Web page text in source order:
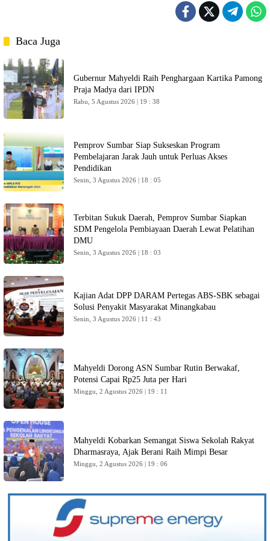
Baca Juga
Gubernur Mahyeldi Raih Penghargaan Kartika Pamong
Praja Madya dari IPDN
Rabu, 5 Agustus 2026 | 19 : 38
Pemprov Sumbar Siap Sukseskan Program
Pembelajaran Jarak Jauh untuk Perluas Akses
Pendidikan
Senin, 3 Agustus 2026 | 18 : 05
Terbitan Sukuk Daerah, Pemprov Sumbar Siapkan
SDM Pengelola Pembiayaan Daerah Lewat Pelatihan
DMU
Senin, 3 Agustus 2026 | 18 : 03
Kajian Adat DPP DARAM Pertegas ABS-SBK sebagai
Solusi Penyakit Masyarakat Minangkabau
Senin, 3 Agustus 2026 | 11 : 43
Mahyeldi Dorong ASN Sumbar Rutin Berwakaf,
Potensi Capai Rp25 Juta per Hari
Minggu, 2 Agustus 2026 | 19 : 11
Mahyeldi Kobarkan Semangat Siswa Sekolah Rakyat
Dharmasraya, Ajak Berani Raih Mimpi Besar
Minggu, 2 Agustus 2026 | 19 : 06